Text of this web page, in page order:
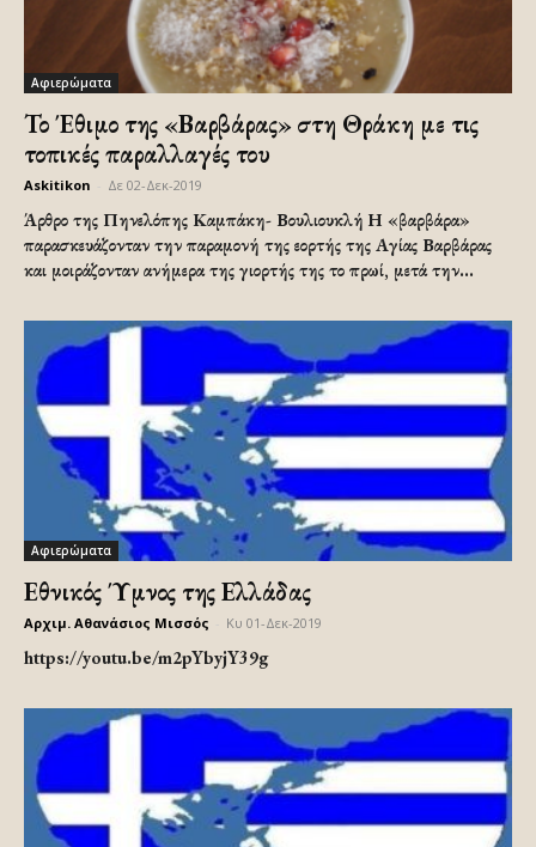
Αφιερώματα
Το Έθιμο της «Βαρβάρας» στη Θράκη με τις
τοπικές παραλλαγές του
Askitikon Δε 02-Δεκ-2019
Άρθρο της Πηνελόπης Καμπάκη- Βουλιουκλή Η «βαρβάρα»
παρασκευάζονταν την παραμονή της εορτής της Αγίας Βαρβάρας
και μοιράζονταν ανήμερα της γιορτής της το πρωί, μετά την...
Αφιερώματα
Εθνικός Ύμνος της Ελλάδας
Αρχιμ. Αθανάσιος Μισσός Κυ 01-Δεκ-2019
https://youtu.be/m2pYbyjY39g